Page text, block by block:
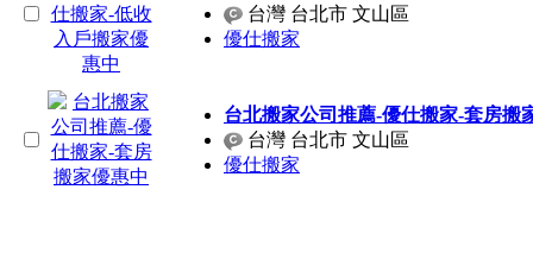
台灣 台北市 文山區
優仕搬家
台北搬家公司推薦-優仕搬家-套房搬
台灣 台北市 文山區
優仕搬家